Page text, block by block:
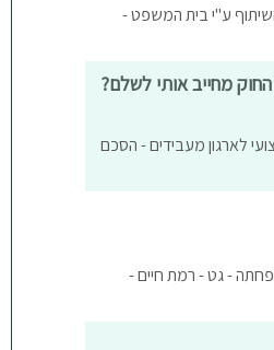
ע"י בית המשפט -
מחייב אותי לשלם?
לארגון מעבידים - הסכם
הפחתה - גט - רמת חיים -